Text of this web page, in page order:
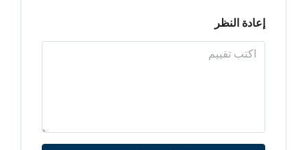
إعادة النظر